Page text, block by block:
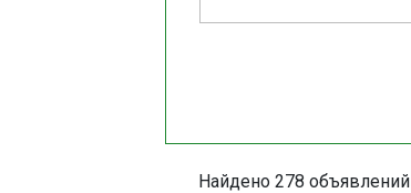
Найдено 278 объявлений